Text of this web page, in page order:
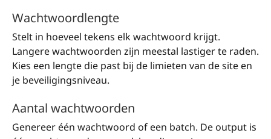
Wachtwoordlengte
Stelt in hoeveel tekens elk wachtwoord krijgt.
Langere wachtwoorden zijn meestal lastiger te raden.
Kies een lengte die past bij de limieten van de site en
je beveiligingsniveau.
Aantal wachtwoorden
Genereer één wachtwoord of een batch. De output is